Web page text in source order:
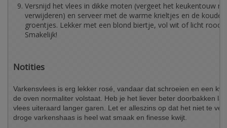
Versnijd het vlees in dikke moten (vergeet het keukentouw
verwijderen) en serveer met de warme krieltjes en de koude
groentjes. Lekker met een blond biertje, vol wit of licht rood
Smakelijk!
Notities
Varkensvlees is erg lekker rosé, vandaar dat schroeien en een
de oven normaliter volstaat. Heb je het liever beter doorbakken
vlees uiteraard langer garen. Let er alleszins op dat het niet te ver
droge varkenshaas is heel wat smaak en finesse kwijt.